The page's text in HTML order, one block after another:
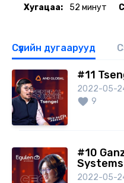
https://
https://
📸Манай
https://
😊Манай сувгийг
зочдыг танилцуулах
📺
https://
Хугацаа:
52 минут
Сүүлийн дугаарууд
#11
2022-05-
9
#10
Systems
2022-05-